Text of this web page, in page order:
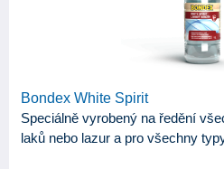
Bondex White Spirit
Speciálně vyrobený na ředění
laků nebo lazur a pro všechny